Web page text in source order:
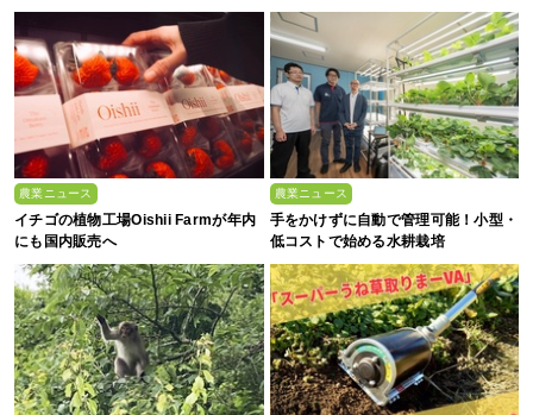
アプリ「YAOYASAN」】
農業ニュース
イチゴの植物工場Oishii Farmが年内
にも国内販売へ
農業ニュース
手をかけずに自動で管理可能！小型・
低コストで始める水耕栽培